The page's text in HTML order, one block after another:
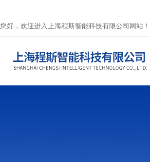
您好，欢迎进入上海程斯智能科技有限公司网站！